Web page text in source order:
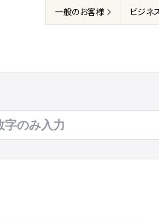
一般のお客様 ビジネ